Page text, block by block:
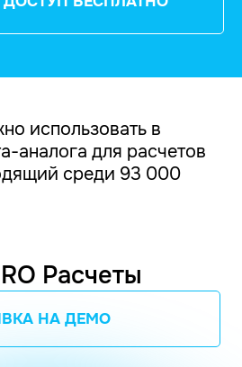
использовать в
аналога для расчетов
среди 93 000
Расчеты
НА ДЕМО